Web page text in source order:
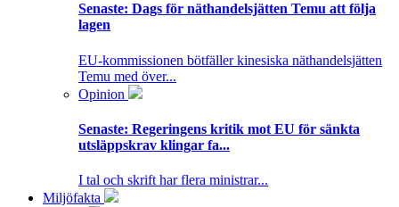
Senaste: Dags för näthandelsjätten Temu att följa
lagen
EU-kommissionen bötfäller kinesiska näthandelsjätten
Temu med över...
Opinion
Senaste: Regeringens kritik mot EU för sänkta
utsläppskrav klingar fa...
I tal och skrift har flera ministrar...
Miljöfakta